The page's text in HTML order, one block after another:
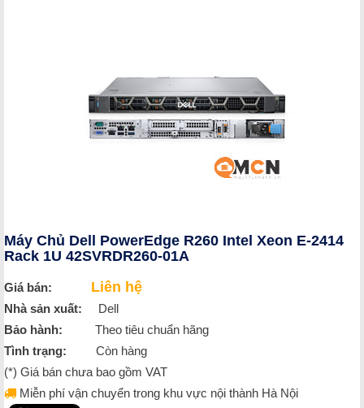
Máy Chủ Dell PowerEdge R260 Intel Xeon E-2414
Rack 1U 42SVRDR260-01A
Giá bán: Liên hệ
Nhà sản xuất: Dell
Bảo hành: Theo tiêu chuẩn hãng
Tình trạng: Còn hàng
(*) Giá bán chưa bao gồm VAT
Miễn phí vận chuyển trong khu vực nội thành Hà Nội